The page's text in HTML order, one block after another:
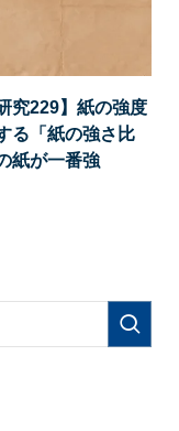
究229】紙の強度
る「紙の強さ比
紙が一番強